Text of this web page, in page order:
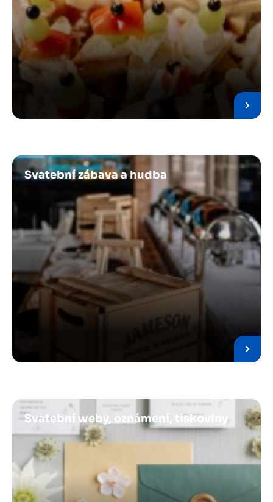
Obrázek
Svatební zábava a hudba
Obrázek
Svatební weby, oznámení, tiskoviny